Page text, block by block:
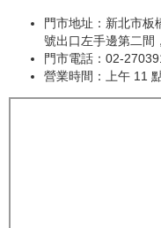
門市地址：新北市板
號出口左手邊第二間
門市電話：02-
營業時間：上午 11